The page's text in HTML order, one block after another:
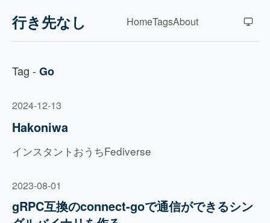
行き先なし HomeTagsAbout
Tag - Go
2024-12-13
Hakoniwa
インスタントおうちFediverse
2023-08-01
gRPC互換のconnect-goで通信ができるシン